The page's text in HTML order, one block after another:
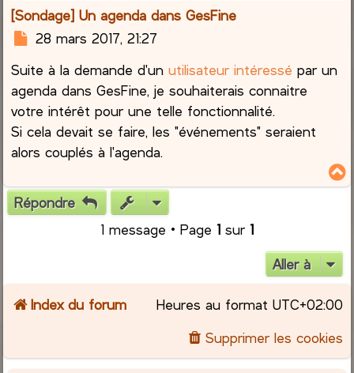
[Sondage] Un agenda dans GesFine
M
s
s
a
e
28 mars 2017, 21:27
Suite à la demande d'unutilisateur intéressé par un
agenda dans GesFine, je souhaiterais connaitre
votre intérêt pour une telle fonctionnalité.
Si cela devait se faire, les "événements" seraient
alors couplés à l'agenda.
Répondre
1 message • Page 1 sur 1
Aller à
Index du forum Heures au format UTC+02:00
Supprimer les cookies